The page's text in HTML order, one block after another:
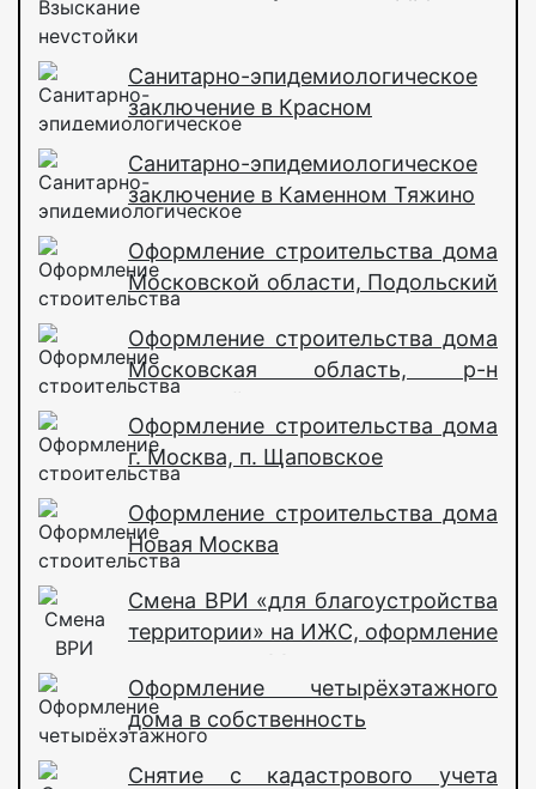
Санитарно-эпидемиологическое
заключение в Красном
Санитарно-эпидемиологическое
заключение в Каменном Тяжино
Оформление строительства дома
Московской области, Подольский
район
Оформление строительства дома
Московская область, р-н
Раменский
Оформление строительства дома
г. Москва, п. Щаповское
Оформление строительства дома
Новая Москва
Смена ВРИ «для благоустройства
территории» на ИЖС, оформление
Оформление четырёхэтажного
дома в собственность
Снятие с кадастрового учета